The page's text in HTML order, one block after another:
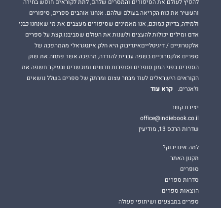
להפיץ לעולם את הסיפורים והמסרים שלהם, לתת לקוראים חופש בחירה
והעשיר את כוח הקריאה בעולם שלהם. אנחנו אוהבים ספרים, סיפורים
ולמידה, בדיוק כמוכם, אנו מאמינים שסיפורים מעצבים את מי שאנחנו כבני
אדם ומילים יכולות להעצים ולשנות את העולם שסביבנו.קצת על ספרים
אלקטרוניים / דיגיטלייםאינדיבוק היא חלק אינטגראלי מהמהפכה של
ספרים אלקטרוניים בשפה עברית להורדה, מהפכה אשר פתחה את שוק
הספרים בפני המון סופרים וסופרות חדשים ומוכשרים ובעיקר חשפה את
הקוראים הישראלים לעוד מבחר עצום ומרתק של ספרים בשלל נושאים
וז'אנרים.
קרא עוד
יצירת קשר
office@indiebook.co.il
שדרות הרכס 13, מודיעין
למה אינדיבוק?
תקנון האתר
סופרים
סדרות ספרים
הוצאות ספרים
ספרים במבצעים ושיתופי פעולה